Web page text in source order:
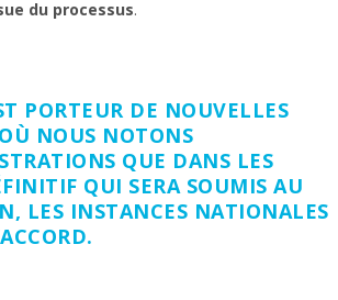
du processus.
PORTEUR DE NOUVELLES
NOUS NOTONS
QUE DANS LES
QUI SERA SOUMIS AU
LES INSTANCES NATIONALES